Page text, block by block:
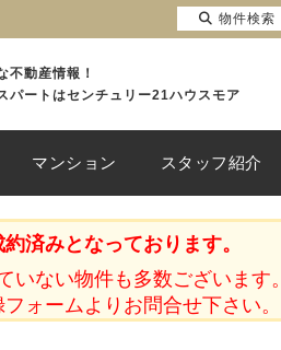
不動産情報！
パートはセンチュリー21ハウスモア
マンション スタッフ紹介
済みとなっております。
いない物件も多数ございます。
ォームよりお問合せ下さい。
物件検索